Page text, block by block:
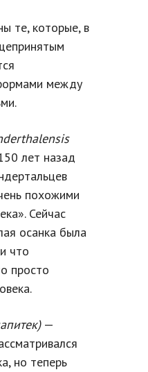
те, которые, в
между
лет назад
похожими
Сейчас
осанка была
что
просто
—
но теперь